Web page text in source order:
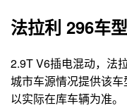
法拉利 296车
2.9T V6插电混动，法
城市车源情况提供该
以实际在库车辆为准。